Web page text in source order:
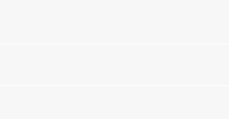
المقالة سوف نقدم لكم أنواع جراحات